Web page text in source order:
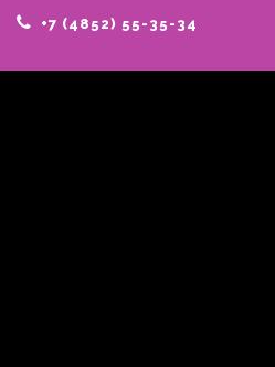
+7 (4852) 55-35-34